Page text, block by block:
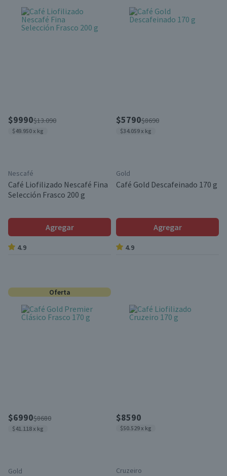
$9990$13.090
$49.950 x kg
Nescafé
Café Liofilizado Nescafé Fina
Selección Frasco 200 g
Agregar
4.9
$5790$8690
$34.059 x kg
Gold
Café Gold Descafeinado 170 g
Agregar
4.9
Oferta
$6990$8680
$41.118 x kg
Gold
$8590
$50.529 x kg
Cruzeiro